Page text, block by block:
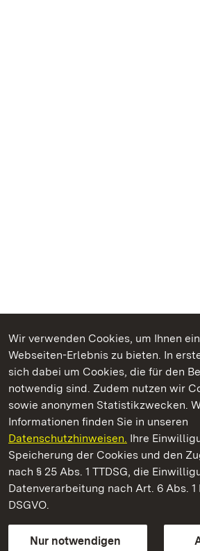
Wir verwenden Cookies, um Ihnen
Webseiten-Erlebnis zu bieten. In
sich dabei um Cookies, die für den
notwendig sind. Zudem nutzen wir
sowie anonymen Statistikzwecken.
Informationen finden Sie in unseren
Datenschutzhinweisen. Ihre
Speicherung der Cookies und den
nach § 25 Abs. 1 TTDSG, die
Datenverarbeitung nach Art. 6 Abs. 1
DSGVO.
Nur notwendigen
Kommen. Staunen. Genießen.
Neues Schloss Tettnang
Staatliche Schlösser und Gärten
Kontakt
GebärdenspracheLeichte Sprache
Erklärung zur Barrierefreiheit